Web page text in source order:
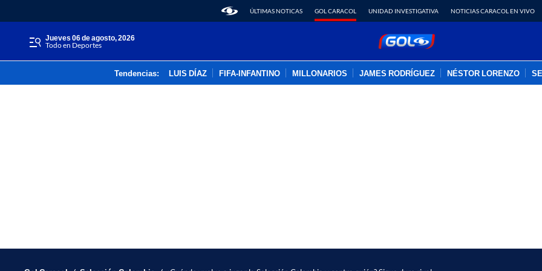
ÚLTIMAS NOTICAS GOL CARACOL UNIDAD INVESTIGATIVA NOTICIAS CARACOL EN VIVO
jueves 06 de agosto, 2026
Todo en Deportes
Tendencias: LUIS DÍAZ FIFA-INFANTINO MILLONARIOS JAMES RODRÍGUEZ NÉSTOR LORENZO